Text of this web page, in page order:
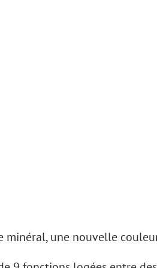
minéral, une nouvelle